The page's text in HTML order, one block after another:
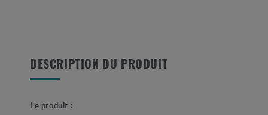
DESCRIPTION DU PRODUIT
Le produit :